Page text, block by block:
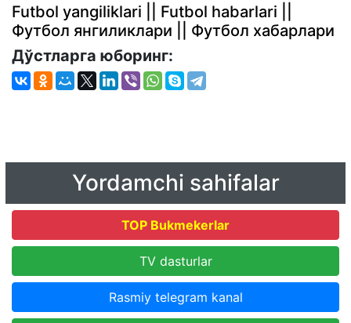
Futbol yangiliklari || Futbol habarlari ||
Футбол янгиликлари || Футбол хабарлари
Дўстларга юборинг:
Yordamchi sahifalar
TOP Bukmekerlar
TV dasturlar
Rasmiy telegram kanal